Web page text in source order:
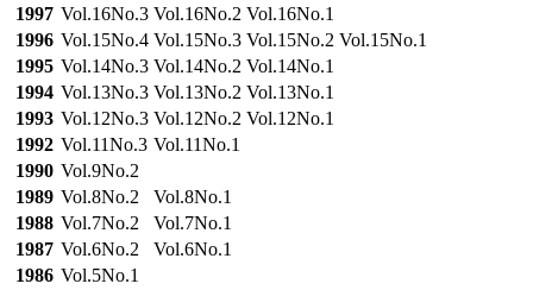
1997 Vol.16No.3 Vol.16No.2 Vol.16No.1
1996 Vol.15No.4 Vol.15No.3 Vol.15No.2 Vol.15No.1
1995 Vol.14No.3 Vol.14No.2 Vol.14No.1
1994 Vol.13No.3 Vol.13No.2 Vol.13No.1
1993 Vol.12No.3 Vol.12No.2 Vol.12No.1
1992 Vol.11No.3 Vol.11No.1
1990 Vol.9No.2
1989 Vol.8No.2
Vol.8No.1
1988 Vol.7No.2
Vol.7No.1
1987 Vol.6No.2
Vol.6No.1
1986 Vol.5No.1